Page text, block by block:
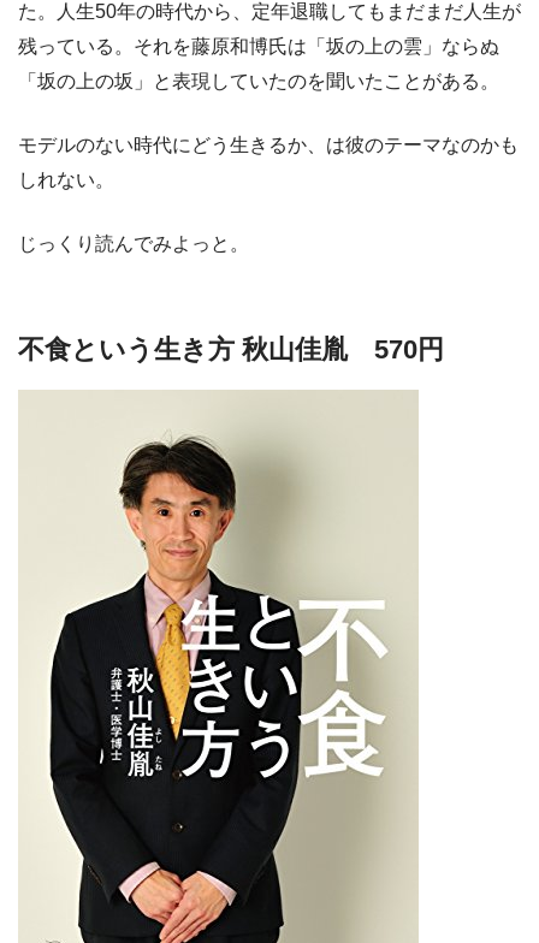
た。人生50年の時代から、定年退職してもまだまだ人生が
残っている。それを藤原和博氏は「坂の上の雲」ならぬ
「坂の上の坂」と表現していたのを聞いたことがある。
モデルのない時代にどう生きるか、は彼のテーマなのかも
しれない。
じっくり読んでみよっと。
不食という生き方 秋山佳胤 570円